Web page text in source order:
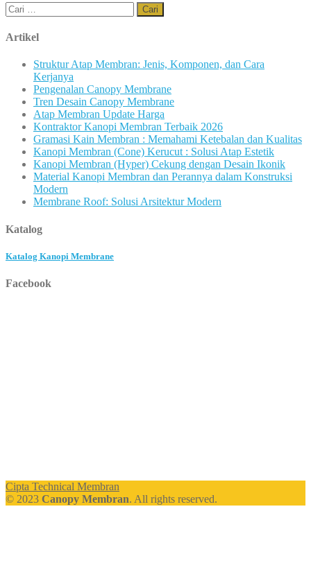
Cari
untuk:
Artikel
Struktur Atap Membran: Jenis, Komponen, dan Cara
Kerjanya
Pengenalan Canopy Membrane
Tren Desain Canopy Membrane
Atap Membran Update Harga
Kontraktor Kanopi Membran Terbaik 2026
Gramasi Kain Membran : Memahami Ketebalan dan Kualitas
Kanopi Membran (Cone) Kerucut : Solusi Atap Estetik
Kanopi Membran (Hyper) Cekung dengan Desain Ikonik
Material Kanopi Membran dan Perannya dalam Konstruksi
Modern
Membrane Roof: Solusi Arsitektur Modern
Katalog
Katalog Kanopi Membrane
Facebook
Cipta Technical Membran
© 2023 Canopy Membran. All rights reserved.